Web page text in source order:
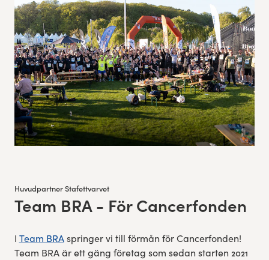
Huvudpartner Stafettvarvet
:Team BRA - För Cancerfonden
I Team BRAspringer vi till förmån för Cancerfonden!
Team BRA är ett gäng företag som sedan starten 2021
Res, bo, upplev
Hållbarhet
Göteborgsvarvets historia
Funktionär/Volontär